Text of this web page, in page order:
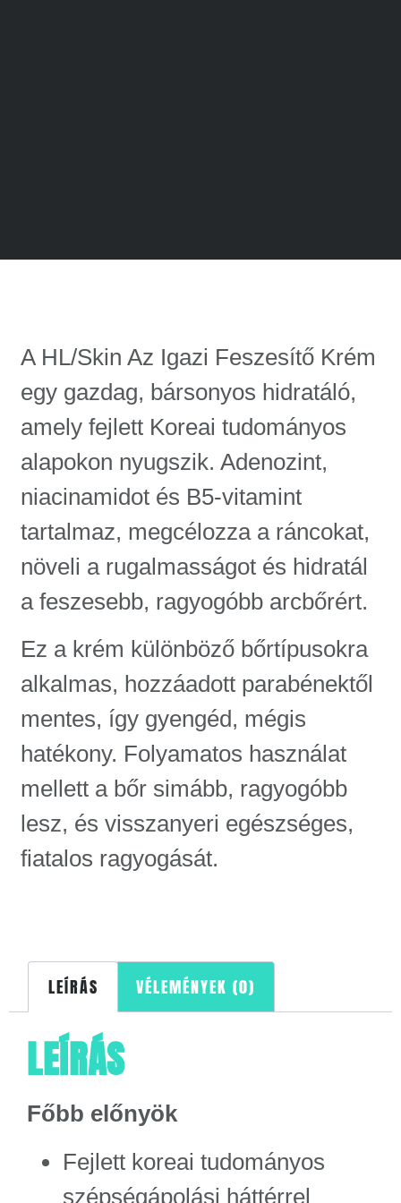
A HL/Skin Az Igazi Feszesítő Krém
egy gazdag, bársonyos hidratáló,
amely fejlett Koreai tudományos
alapokon nyugszik. Adenozint,
niacinamidot és B5-vitamint
tartalmaz, megcélozza a ráncokat,
növeli a rugalmasságot és hidratál
a feszesebb, ragyogóbb arcbőrért.
Ez a krém különböző bőrtípusokra
alkalmas, hozzáadott parabénektől
mentes, így gyengéd, mégis
hatékony. Folyamatos használat
mellett a bőr simább, ragyogóbb
lesz, és visszanyeri egészséges,
fiatalos ragyogását.
LEÍRÁS VÉLEMÉNYEK (0)
LEÍRÁS
Főbb előnyök
Fejlett koreai tudományos
szépségápolási háttérrel